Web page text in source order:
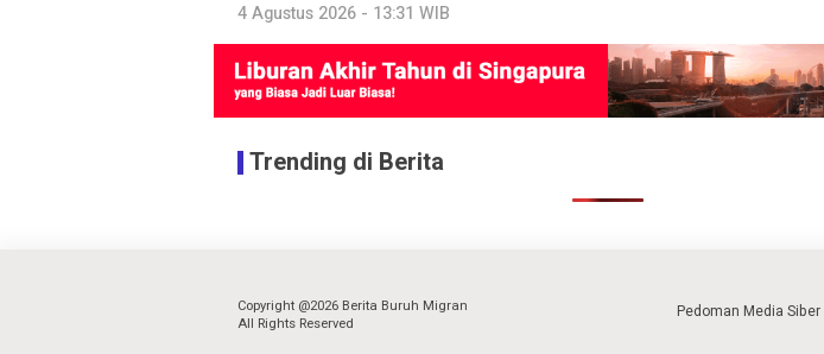
4 Agustus 2026 - 13:31 WIB
Trending di Berita
Copyright @2026 Berita Buruh Migran
All Rights Reserved
Pedoman Media Siber